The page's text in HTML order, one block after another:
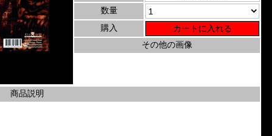
数量
購入
その他の画像
商品説明